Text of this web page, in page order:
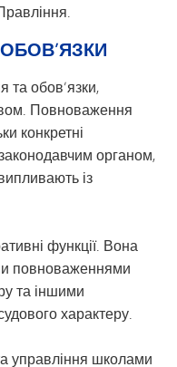
обов’язки,
Повноваження
конкретні
органом,
із
функції. Вона
повноваженнями
та іншими
характеру.
управління школами